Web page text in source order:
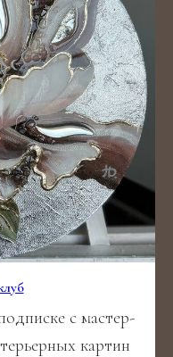
с мастер-
картин